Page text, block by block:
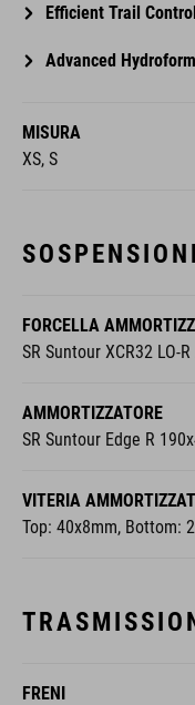
Efficient Trail Control
Advanced
MISURA
XS, S
FORCELLA
SR Suntour XCR32 LO-
AMMORTIZZATORE
SR Suntour Edge R
VITERIA
Top: 40x8mm, Bottom:
FRENI